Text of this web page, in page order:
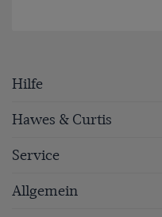
Hilfe
Hawes & Curtis
Service
Allgemein